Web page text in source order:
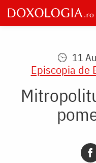
Skip
to
main
11
Episcopia de